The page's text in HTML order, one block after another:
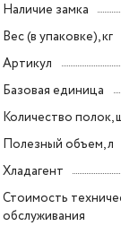
Наличие замка
Вес (в упаковке), кг
Артикул
Базовая единица
Количество полок,
Полезный объем, л
Хладагент
Стоимость
обслуживания